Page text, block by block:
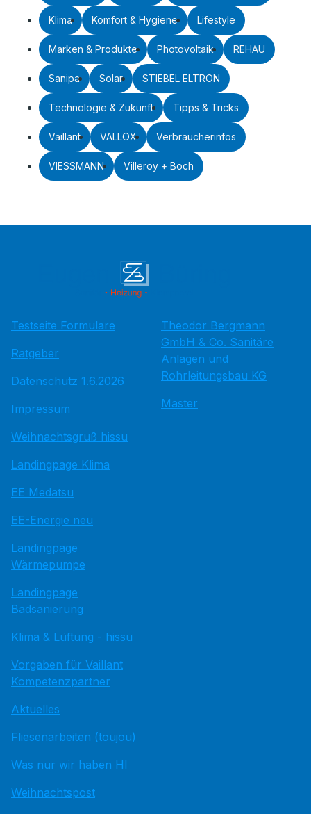
Klima Komfort & Hygiene Lifestyle
Marken & Produkte Photovoltaik REHAU
Sanipa Solar STIEBEL ELTRON
Technologie & Zukunft Tipps & Tricks
Vaillant VALLOX Verbraucherinfos
VIESSMANN Villeroy + Boch
Testseite Formulare
Ratgeber
Datenschutz 1.6.2026
Impressum
Weihnachtsgruß hissu
Landingpage Klima
EE Medatsu
EE-Energie neu
Landingpage
Wärmepumpe
Landingpage
Badsanierung
Klima & Lüftung - hissu
Vorgaben für Vaillant
Kompetenzpartner
Aktuelles
Fliesenarbeiten (toujou)
Was nur wir haben HI
Weihnachtspost
Theodor Bergmann
GmbH & Co. Sanitäre
Anlagen und
Rohrleitungsbau KG
Master